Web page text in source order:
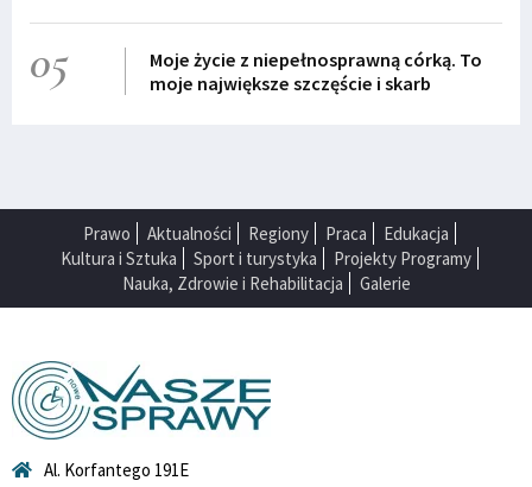
05
Moje życie z niepełnosprawną córką. To
moje największe szczęście i skarb
Prawo Aktualności Regiony Praca
Edukacja
Kultura i Sztuka
Sport i turystyka
Projekty Programy
Nauka, Zdrowie i Rehabilitacja
Galerie
Al. Korfantego 191E